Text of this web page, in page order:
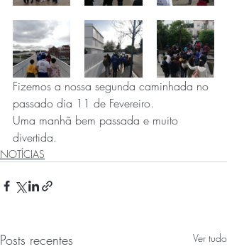
Fizemos a nossa segunda caminhada no
passado dia 11 de Fevereiro.
Uma manhã bem passada e muito
divertida.
NOTÍCIAS
Posts recentes Ver tudo